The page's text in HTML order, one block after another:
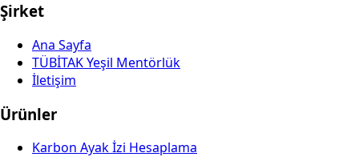
Şirket
Ana Sayfa
TÜBİTAK Yeşil Mentörlük
İletişim
Ürünler
Karbon Ayak İzi Hesaplama